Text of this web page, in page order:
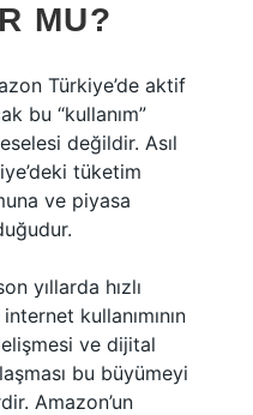
MU?
Türkiye’de aktif
bu “kullanım”
değildir. Asıl
tüketim
ve piyasa
yıllarda hızlı
kullanımının
ve dijital
bu büyümeyi
Amazon’un